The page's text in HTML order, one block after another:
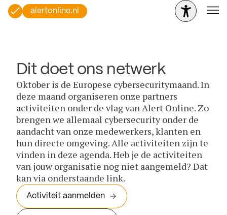
alertonline.nl
Dit doet ons netwerk
Oktober is de Europese cybersecuritymaand. In
deze maand organiseren onze partners
activiteiten onder de vlag van Alert Online. Zo
brengen we allemaal cybersecurity onder de
aandacht van onze medewerkers, klanten en
hun directe omgeving. Alle activiteiten zijn te
vinden in deze agenda. Heb je de activiteiten
van jouw organisatie nog niet aangemeld? Dat
kan via onderstaande link.
Activiteit aanmelden